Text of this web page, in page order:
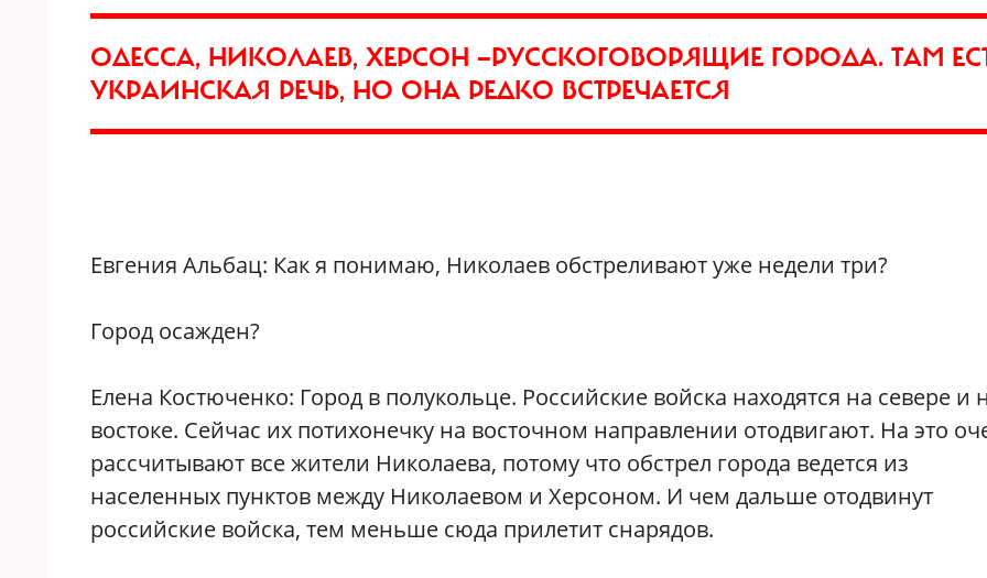
ОДЕССА, НИКОЛАЕВ, ХЕРСОН —РУССКОГОВОРЯЩИЕ ГОРОДА. ТАМ
УКРАИНСКАЯ РЕЧЬ, НО ОНА РЕДКО ВСТРЕЧАЕТСЯ
Евгения Альбац: Как я понимаю, Николаев обстреливают уже недели три?
Город осажден?
Елена Костюченко: Город в полукольце. Российские войска находятся на севере и
востоке. Сейчас их потихонечку на восточном направлении отодвигают. На это
рассчитывают все жители Николаева, потому что обстрел города ведется из
населенных пунктов между Николаевом и Херсоном. И чем дальше отодвинут
российские войска, тем меньше сюда прилетит снарядов.